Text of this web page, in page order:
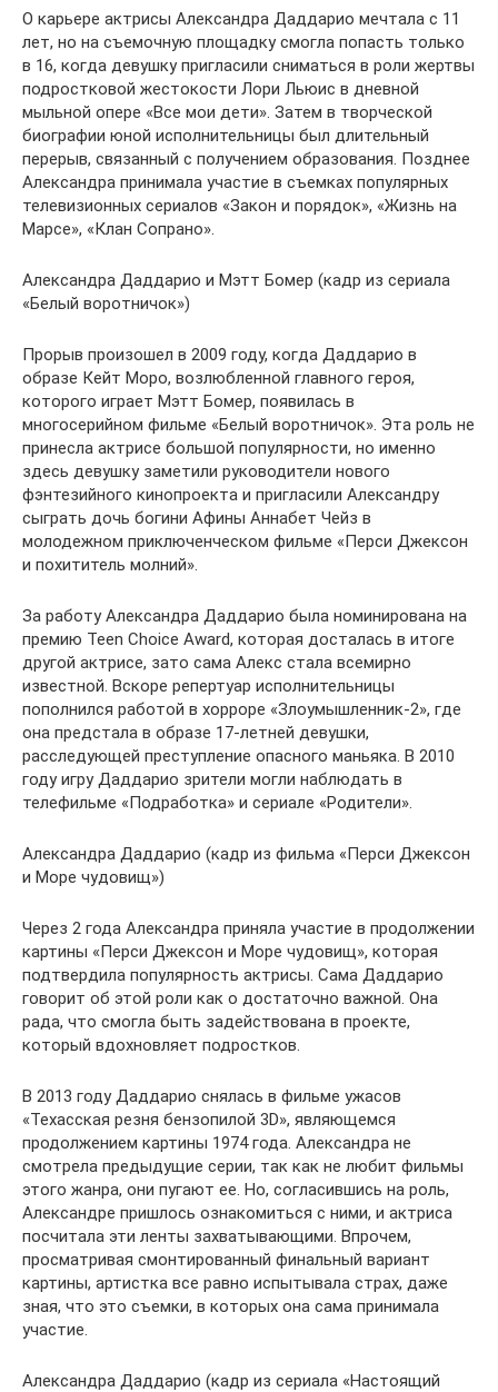
О карьере актрисы Александра Даддарио мечтала с 11
лет, но на съемочную площадку смогла попасть только
в 16, когда девушку пригласили сниматься в роли жертвы
подростковой жестокости Лори Льюис в дневной
мыльной опере «Все мои дети». Затем в творческой
биографии юной исполнительницы был длительный
перерыв, связанный с получением образования. Позднее
Александра принимала участие в съемках популярных
телевизионных сериалов «Закон и порядок», «Жизнь на
Марсе», «Клан Сопрано».
Александра Даддарио и Мэтт Бомер (кадр из сериала
«Белый воротничок»)
Прорыв произошел в 2009 году, когда Даддарио в
образе Кейт Моро, возлюбленной главного героя,
которого играет Мэтт Бомер, появилась в
многосерийном фильме «Белый воротничок». Эта роль не
принесла актрисе большой популярности, но именно
здесь девушку заметили руководители нового
фэнтезийного кинопроекта и пригласили Александру
сыграть дочь богини Афины Аннабет Чейз в
молодежном приключенческом фильме «Перси Джексон
и похититель молний».
За работу Александра Даддарио была номинирована на
премию Teen Choice Award, которая досталась в итоге
другой актрисе, зато сама Алекс стала всемирно
известной. Вскоре репертуар исполнительницы
пополнился работой в хорроре «Злоумышленник-2», где
она предстала в образе 17-летней девушки,
расследующей преступление опасного маньяка. В 2010
году игру Даддарио зрители могли наблюдать в
телефильме «Подработка» и сериале «Родители».
Александра Даддарио (кадр из фильма «Перси Джексон
и Море чудовищ»)
Через 2 года Александра приняла участие в продолжении
картины «Перси Джексон и Море чудовищ», которая
подтвердила популярность актрисы. Сама Даддарио
говорит об этой роли как о достаточно важной. Она
рада, что смогла быть задействована в проекте,
который вдохновляет подростков.
В 2013 году Даддарио снялась в фильме ужасов
«Техасская резня бензопилой 3D», являющемся
продолжением картины 1974 года. Александра не
смотрела предыдущие серии, так как не любит фильмы
этого жанра, они пугают ее. Но, согласившись на роль,
Александре пришлось ознакомиться с ними, и актриса
посчитала эти ленты захватывающими. Впрочем,
просматривая смонтированный финальный вариант
картины, артистка все равно испытывала страх, даже
зная, что это съемки, в которых она сама принимала
участие.
Александра Даддарио (кадр из сериала «Настоящий